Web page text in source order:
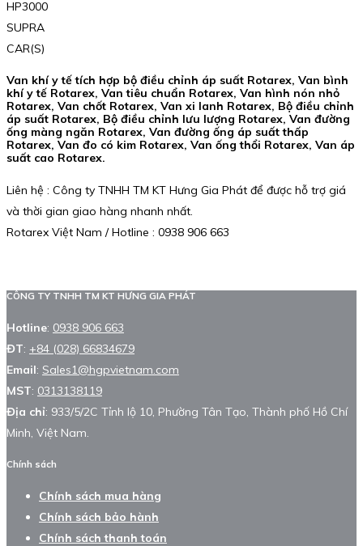
HP3000
SUPRA
CAR(S)
Van khí y tế tích hợp bộ điều chỉnh áp suất Rotarex, Van bình
khí y tế Rotarex, Van tiêu chuẩn Rotarex, Van hình nón nhỏ
Rotarex, Van chốt Rotarex, Van xi lanh Rotarex, Bộ điều chỉnh
áp suất Rotarex, Bộ điều chỉnh lưu lượng Rotarex, Van đường
ống màng ngăn Rotarex, Van đường ống áp suất thấp
Rotarex, Van đo có kim Rotarex, Van ống thổi Rotarex, Van áp
suất cao Rotarex.
Liên hệ : Công ty TNHH TM KT Hưng Gia Phát để được hỗ trợ giá
và thời gian giao hàng nhanh nhất.
Rotarex Việt Nam / Hotline : 0938 906 663
CÔNG TY TNHH TM KT HƯNG GIA PHÁT
Hotline: 0938 906 663
ĐT: +84 (028) 66834679
Email: Sales1@hgpvietnam.com
MST: 0313138119
Địa chỉ: 933/5/2C Tỉnh lộ 10, Phường Tân Tạo, Thành phố Hồ Chí
Minh, Việt Nam.
Chính sách
Chính sách mua hàng
Chính sách bảo hành
Chính sách thanh toán